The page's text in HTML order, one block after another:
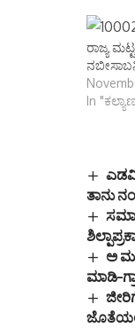
ರಾಜ್ಯ
In
ತಾನು
ಅ